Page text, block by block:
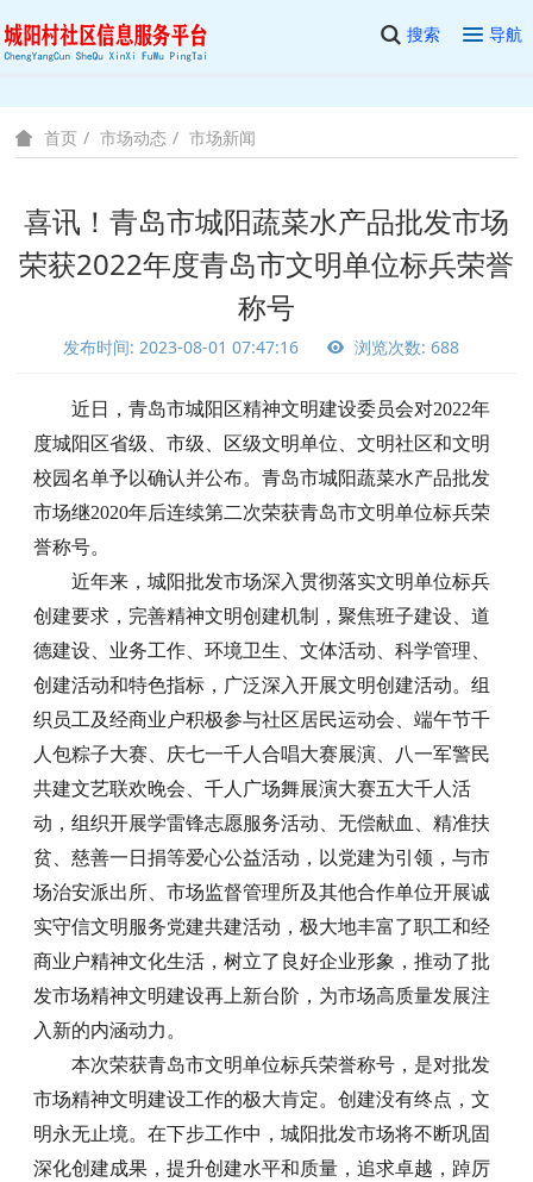
搜索 导航
首页 市场动态 市场新闻
喜讯！青岛市城阳蔬菜水产品批发市场
荣获2022年度青岛市文明单位标兵荣誉
称号
发布时间: 2023-08-01 07:47:16 浏览次数: 688
近日，青岛市城阳区精神文明建设委员会对2022年
度城阳区省级、市级、区级文明单位、文明社区和文明
校园名单予以确认并公布。青岛市城阳蔬菜水产品批发
市场继2020年后连续第二次荣获青岛市文明单位标兵荣
誉称号。
近年来，城阳批发市场深入贯彻落实文明单位标兵
创建要求，完善精神文明创建机制，聚焦班子建设、道
德建设、业务工作、环境卫生、文体活动、科学管理、
创建活动和特色指标，广泛深入开展文明创建活动。组
织员工及经商业户积极参与社区居民运动会、端午节千
人包粽子大赛、庆七一千人合唱大赛展演、八一军警民
共建文艺联欢晚会、千人广场舞展演大赛五大千人活
动，组织开展学雷锋志愿服务活动、无偿献血、精准扶
贫、慈善一日捐等爱心公益活动，以党建为引领，与市
场治安派出所、市场监督管理所及其他合作单位开展诚
实守信文明服务党建共建活动，极大地丰富了职工和经
商业户精神文化生活，树立了良好企业形象，推动了批
发市场精神文明建设再上新台阶，为市场高质量发展注
入新的内涵动力。
本次荣获青岛市文明单位标兵荣誉称号，是对批发
市场精神文明建设工作的极大肯定。创建没有终点，文
明永无止境。在下步工作中，城阳批发市场将不断巩固
深化创建成果，提升创建水平和质量，追求卓越，踔厉